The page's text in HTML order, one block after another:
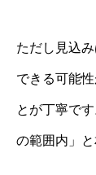
ただし見込
できる可能
とが丁寧で
の範囲内」